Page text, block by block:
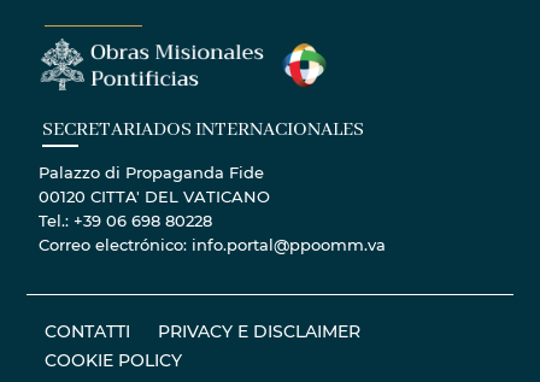
SECRETARIADOS INTERNACIONALES
Palazzo di Propaganda Fide
00120 CITTA' DEL VATICANO
Tel.: +39 06 698 80228
Correo electrónico: info.portal@ppoomm.va
CONTATTI
PRIVACY E DISCLAIMER
COOKIE POLICY